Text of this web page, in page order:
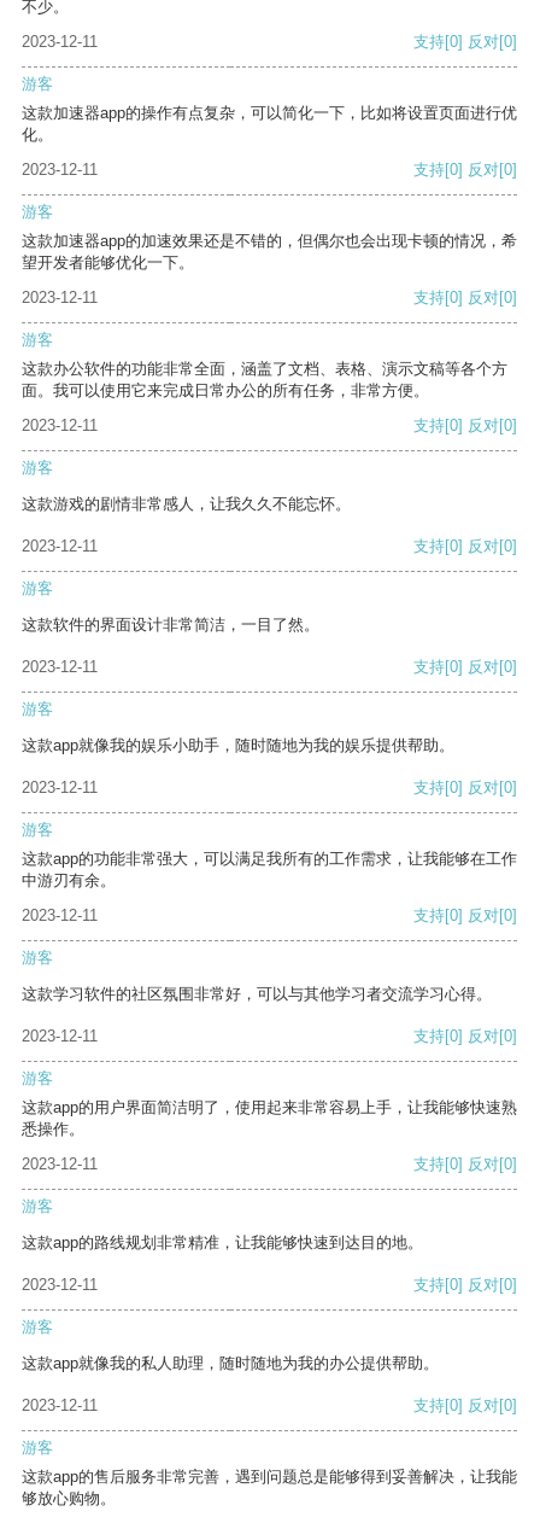
不少。
2023-12-11
支持[0] 反对[0]
游客
这款加速器app的操作有点复杂，可以简化一下，比如将设置页面进行优
化。
2023-12-11
支持[0] 反对[0]
游客
这款加速器app的加速效果还是不错的，但偶尔也会出现卡顿的情况，希
望开发者能够优化一下。
2023-12-11
支持[0] 反对[0]
游客
这款办公软件的功能非常全面，涵盖了文档、表格、演示文稿等各个方
面。我可以使用它来完成日常办公的所有任务，非常方便。
2023-12-11
支持[0] 反对[0]
游客
这款游戏的剧情非常感人，让我久久不能忘怀。
2023-12-11 支持[0] 反对[0]
游客
这款软件的界面设计非常简洁，一目了然。
2023-12-11 支持[0] 反对[0]
游客
这款app就像我的娱乐小助手，随时随地为我的娱乐提供帮助。
2023-12-11 支持[0] 反对[0]
游客
这款app的功能非常强大，可以满足我所有的工作需求，让我能够在工作
中游刃有余。
2023-12-11
支持[0] 反对[0]
游客
这款学习软件的社区氛围非常好，可以与其他学习者交流学习心得。
2023-12-11 支持[0] 反对[0]
游客
这款app的用户界面简洁明了，使用起来非常容易上手，让我能够快速熟
悉操作。
2023-12-11
支持[0] 反对[0]
游客
这款app的路线规划非常精准，让我能够快速到达目的地。
2023-12-11 支持[0] 反对[0]
游客
这款app就像我的私人助理，随时随地为我的办公提供帮助。
2023-12-11 支持[0] 反对[0]
游客
这款app的售后服务非常完善，遇到问题总是能够得到妥善解决，让我能
够放心购物。